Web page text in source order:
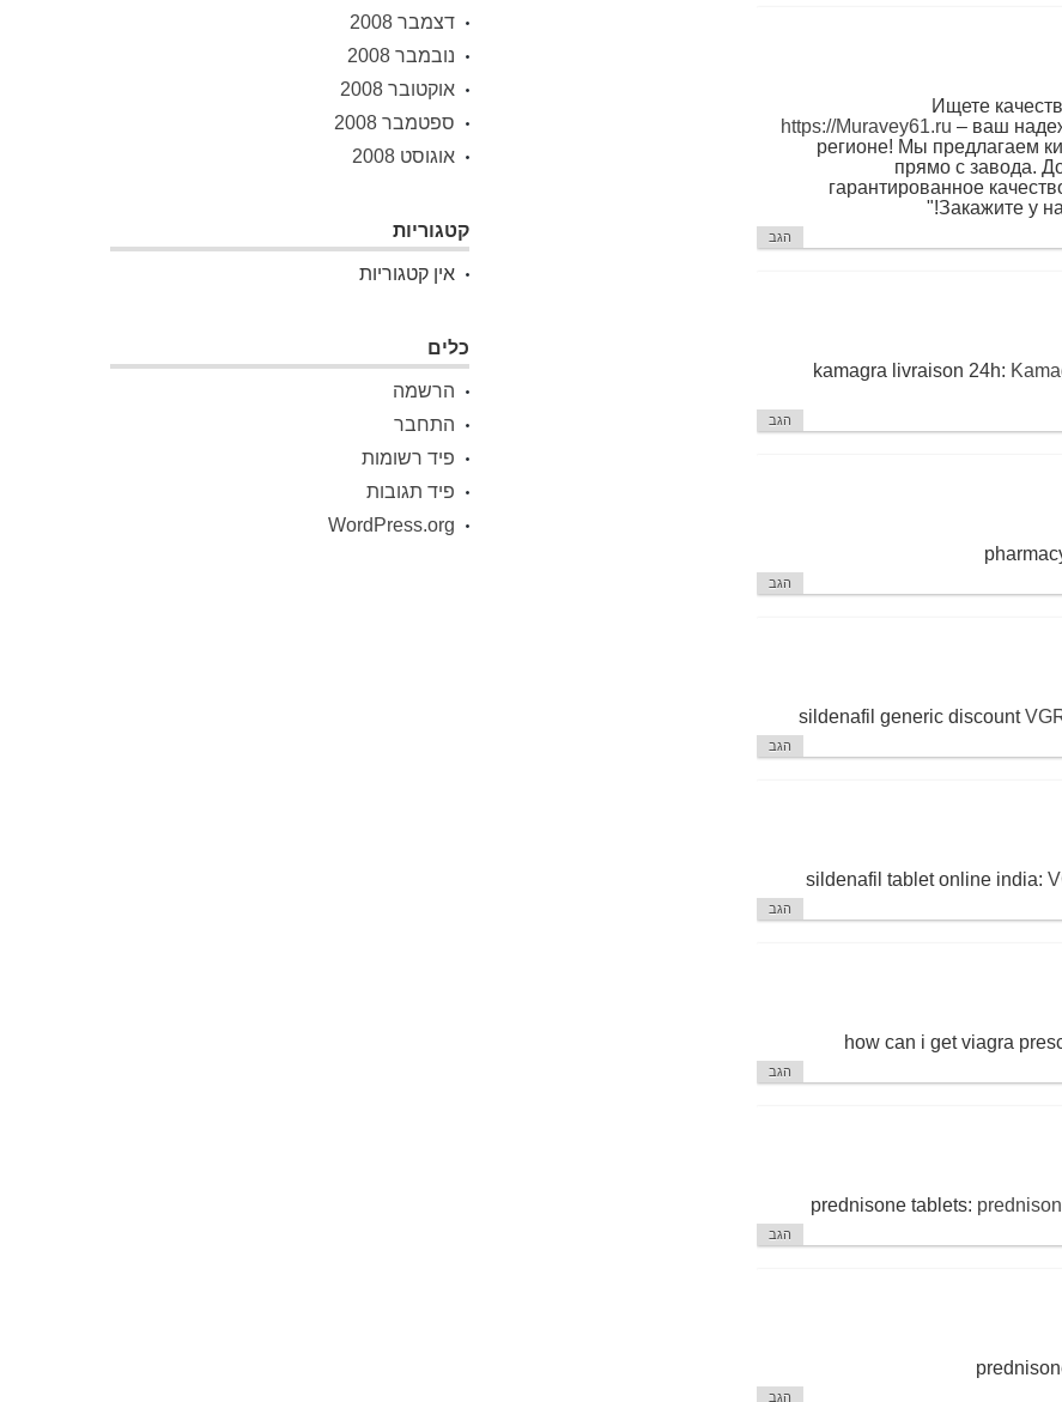
https://Muravey61.ru – ваш
регионе! Мы предлагаем
прямо с завода.
гарантированное
Закажите у
הגב
kamagra livraison 24h:
הגב
הגב
sildenafil generic discount
הגב
sildenafil tablet online india:
הגב
how can i get viagra
הגב
prednisone tablets:
הגב
הגב
דצמבר 2008
נובמבר 2008
אוקטובר 2008
ספטמבר 2008
אוגוסט 2008
קטגוריות
אין קטגוריות
כלים
הרשמה
התחבר
פיד רשומות
פיד תגובות
WordPress.org